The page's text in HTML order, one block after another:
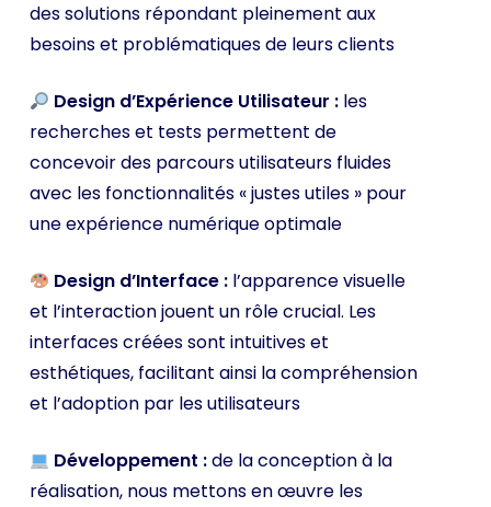
des solutions répondant pleinement aux
besoins et problématiques de leurs clients
Design d’Expérience Utilisateur : les
recherches et tests permettent de
concevoir des parcours utilisateurs fluides
avec les fonctionnalités « justes utiles » pour
une expérience numérique optimale
Design d’Interface : l’apparence visuelle
et l’interaction jouent un rôle crucial. Les
interfaces créées sont intuitives et
esthétiques, facilitant ainsi la compréhension
et l’adoption par les utilisateurs
Développement :de la conception à la
réalisation, nous mettons en œuvre les